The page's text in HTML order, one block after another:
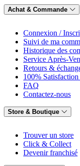
Achat & Commande
Connexion /
Suivi de ma
Historique des
Service Après-
Retours &
100%
FAQ
Contactez-nous
Store & Boutique
Trouver un store
Click & Collect
Devenir franchisé